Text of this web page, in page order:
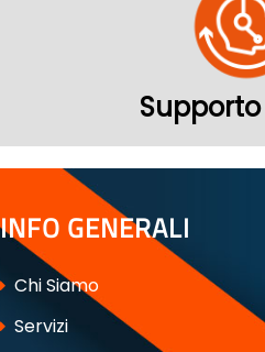
Supporto
INFO GENERALI
Chi Siamo
Servizi